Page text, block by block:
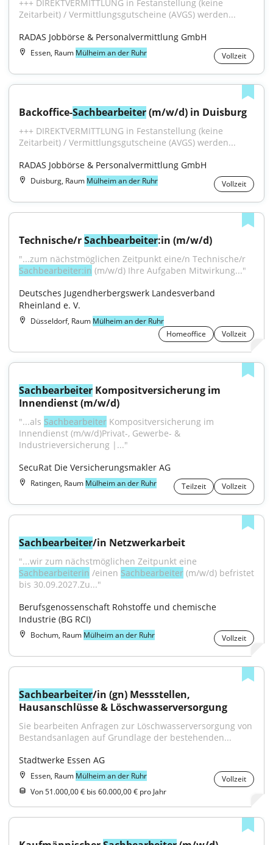
+++ DIREKTVERMITTLUNG in Festanstellung (keine
Zeitarbeit) / Vermittlungsgutscheine (AVGS) werden...
RADAS Jobbörse & Personalvermittlung GmbH
Essen, Raum Mülheim an der Ruhr Vollzeit
Backoffice-Sachbearbeiter (m/w/d) in Duisburg
+++ DIREKTVERMITTLUNG in Festanstellung (keine
Zeitarbeit) / Vermittlungsgutscheine (AVGS) werden...
RADAS Jobbörse & Personalvermittlung GmbH
Duisburg, Raum Mülheim an der Ruhr Vollzeit
Technische/r Sachbearbeiter:in (m/w/d)
Sachbearbeiter:in (m/w/d) Ihre Aufgaben Mitwirkung..."
Deutsches Jugendherbergswerk Landesverband
Rheinland e. V.
Düsseldorf, Raum Mülheim an der Ruhr
Homeoffice
Vollzeit
Sachbearbeiter Kompositversicherung im
Innendienst (m/w/d)
"...als Sachbearbeiter Kompositversicherung im
Innendienst (m⁠/⁠w⁠/⁠d)Privat-, Gewerbe- &
Industrieversicherung |..."
SecuRat Die Versicherungsmakler AG
Ratingen, Raum Mülheim an der Ruhr Teilzeit Vollzeit
Sachbearbeiter/in Netzwerkarbeit
Sachbearbeiterin /einen Sachbearbeiter (m/w/d) befristet
bis 30.09.2027.Zu..."
Berufsgenossenschaft Rohstoffe und chemische
Industrie (BG RCI)
Bochum, Raum Mülheim an der Ruhr Vollzeit
Sachbearbeiter/in (gn) Messstellen,
Hausanschlüsse & Löschwasserversorgung
Sie bearbeiten Anfragen zur Löschwasserversorgung von
Bestandsanlagen auf Grundlage der bestehenden...
Stadtwerke Essen AG
Essen, Raum Mülheim an der Ruhr
Vollzeit
Von 51.000,00 € bis 60.000,00 € pro Jahr